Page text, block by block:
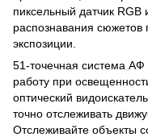
пиксельный датчик
распознавания сюжетов
экспозиции.
51-точечная система
работу при
оптический
точно отслеживать
Отслеживайте объекты